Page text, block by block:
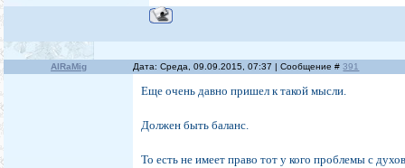
AlRaMig Дата: Среда, 09.09.2015, 07:37 | Сообщение #391
Еще очень давно пришел к такой мысли.
Должен быть баланс.
То есть не имеет право тот у кого проблемы с